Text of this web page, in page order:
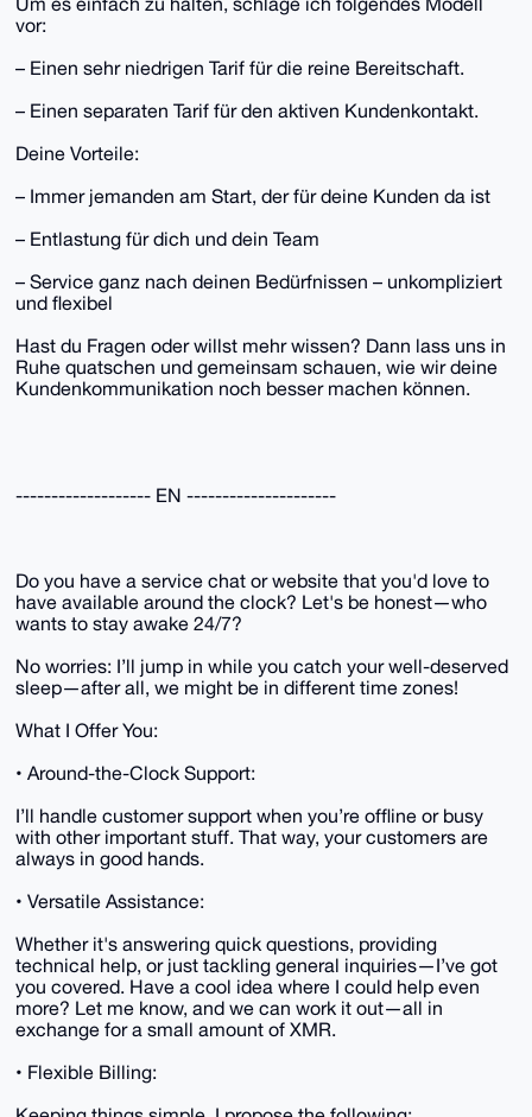
vor:
– Einen sehr niedrigen Tarif für die reine Bereitschaft.
– Einen separaten Tarif für den aktiven Kundenkontakt.
Deine Vorteile:
– Immer jemanden am Start, der für deine Kunden da ist
– Entlastung für dich und dein Team
– Service ganz nach deinen Bedürfnissen – unkompliziert
und flexibel
Hast du Fragen oder willst mehr wissen? Dann lass uns in
Ruhe quatschen und gemeinsam schauen, wie wir deine
Kundenkommunikation noch besser machen können.
------------------- EN ---------------------
Do you have a service chat or website that you'd love to
have available around the clock? Let's be honest—who
wants to stay awake 24/7?
No worries: I’ll jump in while you catch your well-deserved
sleep—after all, we might be in different time zones!
What I Offer You:
• Around-the-Clock Support:
I’ll handle customer support when you’re offline or busy
with other important stuff. That way, your customers are
always in good hands.
• Versatile Assistance:
Whether it's answering quick questions, providing
technical help, or just tackling general inquiries—I’ve got
you covered. Have a cool idea where I could help even
more? Let me know, and we can work it out—all in
exchange for a small amount of XMR.
• Flexible Billing: